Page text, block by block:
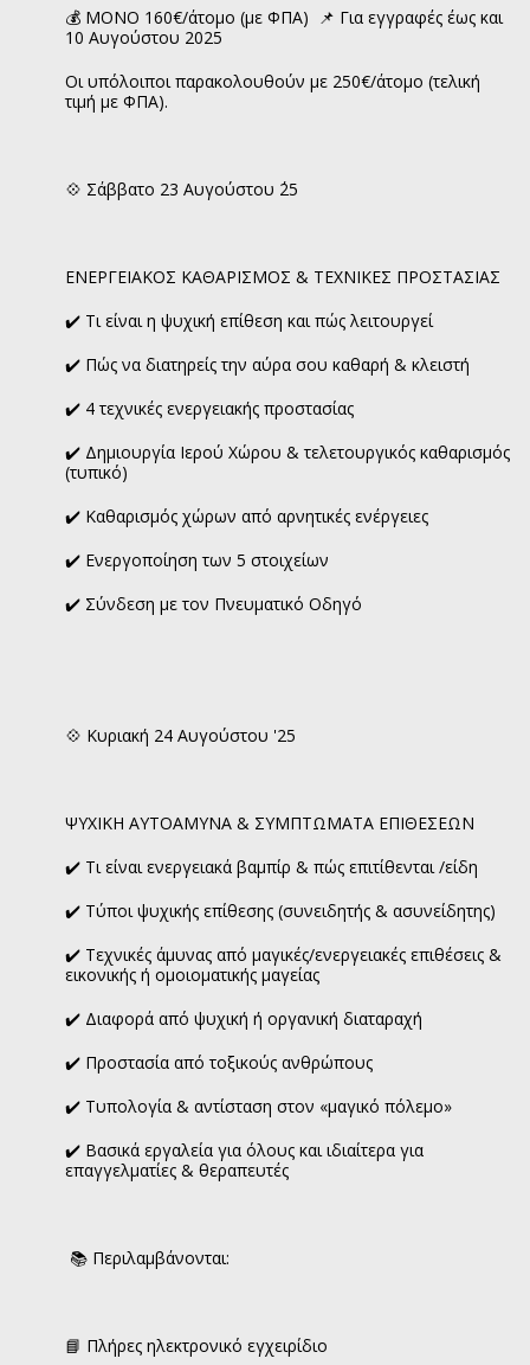
💰 ΜΟΝΟ 160€/άτομο (με ΦΠΑ) 📌 Για εγγραφές έως και
10 Αυγούστου 2025
Οι υπόλοιποι παρακολουθούν με 250€/άτομο (τελική
τιμή με ΦΠΑ).
💠 Σάββατο 23 Αυγούστου ΄25
ΕΝΕΡΓΕΙΑΚΟΣ ΚΑΘΑΡΙΣΜΟΣ & ΤΕΧΝΙΚΕΣ ΠΡΟΣΤΑΣΙΑΣ
✔️ Τι είναι η ψυχική επίθεση και πώς λειτουργεί
✔️ Πώς να διατηρείς την αύρα σου καθαρή & κλειστή
✔️ 4 τεχνικές ενεργειακής προστασίας
✔️ Δημιουργία Ιερού Χώρου & τελετουργικός καθαρισμός
(τυπικό)
✔️ Καθαρισμός χώρων από αρνητικές ενέργειες
✔️ Ενεργοποίηση των 5 στοιχείων
✔️ Σύνδεση με τον Πνευματικό Οδηγό
💠 Κυριακή 24 Αυγούστου '25
ΨΥΧΙΚΗ ΑΥΤΟΑΜΥΝΑ & ΣΥΜΠΤΩΜΑΤΑ ΕΠΙΘΕΣΕΩΝ
✔️ Τι είναι ενεργειακά βαμπίρ & πώς επιτίθενται /είδη
✔️ Τύποι ψυχικής επίθεσης (συνειδητής & ασυνείδητης)
✔️ Τεχνικές άμυνας από μαγικές/ενεργειακές επιθέσεις &
εικονικής ή ομοιοματικής μαγείας
✔️ Διαφορά από ψυχική ή οργανική διαταραχή
✔️ Προστασία από τοξικούς ανθρώπους
✔️ Τυπολογία & αντίσταση στον «μαγικό πόλεμο»
✔️ Βασικά εργαλεία για όλους και ιδιαίτερα για
επαγγελματίες & θεραπευτές
📚 Περιλαμβάνονται:
📘 Πλήρες ηλεκτρονικό εγχειρίδιο